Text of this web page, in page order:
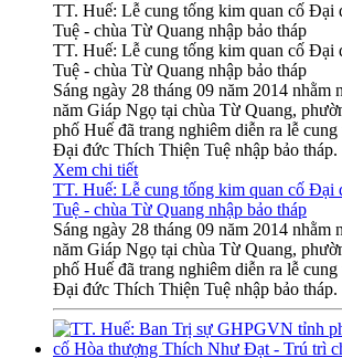
TT. Huế: Lễ cung tống kim quan cố Đại
Tuệ - chùa Từ Quang nhập bảo tháp
TT. Huế: Lễ cung tống kim quan cố Đại
Tuệ - chùa Từ Quang nhập bảo tháp
Sáng ngày 28 tháng 09 năm 2014 nhằm
năm Giáp Ngọ tại chùa Từ Quang,
phố Huế đã trang nghiêm diễn ra lễ
Đại đức Thích Thiện Tuệ nhập bảo tháp.
Xem chi tiết
TT. Huế: Lễ cung tống kim quan cố Đại
Tuệ - chùa Từ Quang nhập bảo tháp
Sáng ngày 28 tháng 09 năm 2014 nhằm
năm Giáp Ngọ tại chùa Từ Quang,
phố Huế đã trang nghiêm diễn ra lễ
Đại đức Thích Thiện Tuệ nhập bảo tháp.